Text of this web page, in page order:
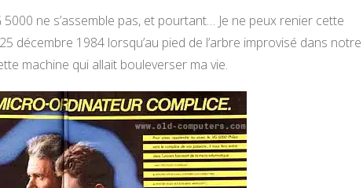
ne s’assemble pas, et pourtant… Je ne peux renier cette
décembre 1984 lorsqu’au pied de l’arbre improvisé dans notre
machine qui allait bouleverser ma vie.